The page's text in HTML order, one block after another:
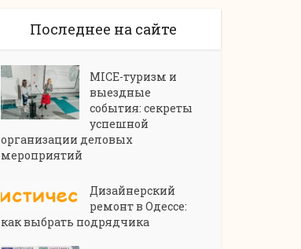
Последнее на сайте
MICE-туризм и
выездные
события: секреты
успешной
организации деловых
мероприятий
Дизайнерский
ремонт в Одессе:
как выбрать подрядчика